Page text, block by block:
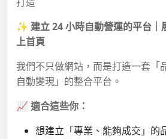
✨ 建立 24 小時自動營運的平台｜
上首頁
我們不只做網站，而是打造一套「
自動變現」的整合平台。
📈 適合這些你：
想建立「專業、能夠成交」的